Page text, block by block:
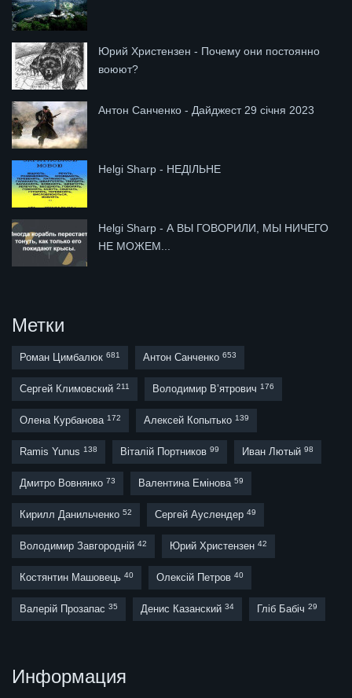
Юрий Христензен - Почему они постоянно
воюют?
Антон Санченко - Дайджест 29 січня 2023
Helgi Sharp - НЕДІЛЬНЕ
Helgi Sharp - А ВЫ ГОВОРИЛИ, МЫ НИЧЕГО
НЕ МОЖЕМ...
Метки
Роман Цимбалюк 681 Антон Санченко 653
Сергей Климовский 211 Володимир В’ятрович 176
Олена Курбанова 172 Алексей Копытько 139
Ramis Yunus 138 Віталій Портников 99 Иван Лютый 98
Дмитро Вовнянко 73 Валентина Емінова 59
Кирилл Данильченко 52 Сергей Ауслендер 49
Володимир Завгородній 42 Юрий Христензен 42
Костянтин Машовець 40 Олексій Петров 40
Валерій Прозапас 35 Денис Казанский 34 Гліб Бабіч 29
Информация